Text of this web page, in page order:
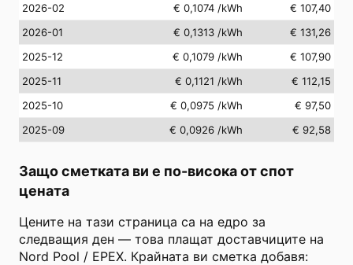
2026-02
€ 0,1074 /kWh
€ 107,40
2026-01
€ 0,1313 /kWh
€ 131,26
2025-12
€ 0,1079 /kWh
€ 107,90
2025-11
€ 0,1121 /kWh
€ 112,15
2025-10
€ 0,0975 /kWh
€ 97,50
2025-09
€ 0,0926 /kWh € 92,58
Защо сметката ви е по-висока от спот
цената
Цените на тази страница са на едро за
следващия ден — това плащат доставчиците на
Nord Pool / EPEX. Крайната ви сметка добавя: